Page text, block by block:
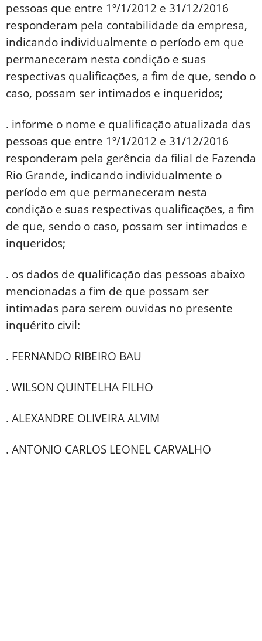
pessoas que entre 1º/1/2012 e 31/12/2016
responderam pela contabilidade da empresa,
indicando individualmente o período em que
permaneceram nesta condição e suas
respectivas qualificações, a fim de que, sendo o
caso, possam ser intimados e inqueridos;
. informe o nome e qualificação atualizada das
pessoas que entre 1º/1/2012 e 31/12/2016
responderam pela gerência da filial de Fazenda
Rio Grande, indicando individualmente o
período em que permaneceram nesta
condição e suas respectivas qualificações, a fim
de que, sendo o caso, possam ser intimados e
inqueridos;
. os dados de qualificação das pessoas abaixo
mencionadas a fim de que possam ser
intimadas para serem ouvidas no presente
inquérito civil:
. FERNANDO RIBEIRO BAU
. WILSON QUINTELHA FILHO
. ALEXANDRE OLIVEIRA ALVIM
. ANTONIO CARLOS LEONEL CARVALHO